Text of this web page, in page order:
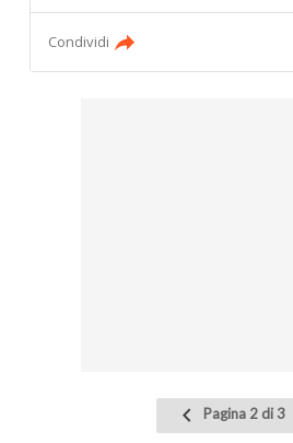
Condividi
Pagina
precedente
Pagina 2 di 3